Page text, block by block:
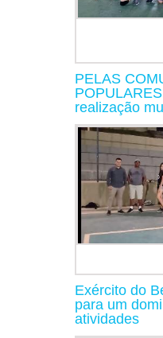
PELAS
realização
Exército do
para um
atividades